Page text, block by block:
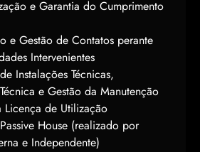
e Garantia do Cumprimento
e Gestão de Contatos perante
Intervenientes
Instalações Técnicas,
e Gestão da Manutenção
de Utilização
House (realizado por
e Independente)